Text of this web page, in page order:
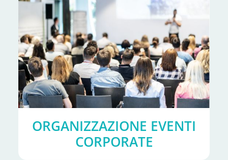
ORGANIZZAZIONE EVENTI
CORPORATE